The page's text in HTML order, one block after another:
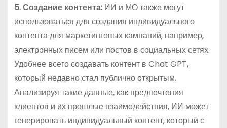
5. Создание контента:ИИ и МО также могут
использоваться для создания индивидуального
контента для маркетинговых кампаний, например,
электронных писем или постов в социальных сетях.
Удобнее всего создавать контент в Chat GPT,
который недавно стал публично открытым.
Анализируя такие данные, как предпочтения
клиентов и их прошлые взаимодействия, ИИ может
генерировать индивидуальный контент, который с